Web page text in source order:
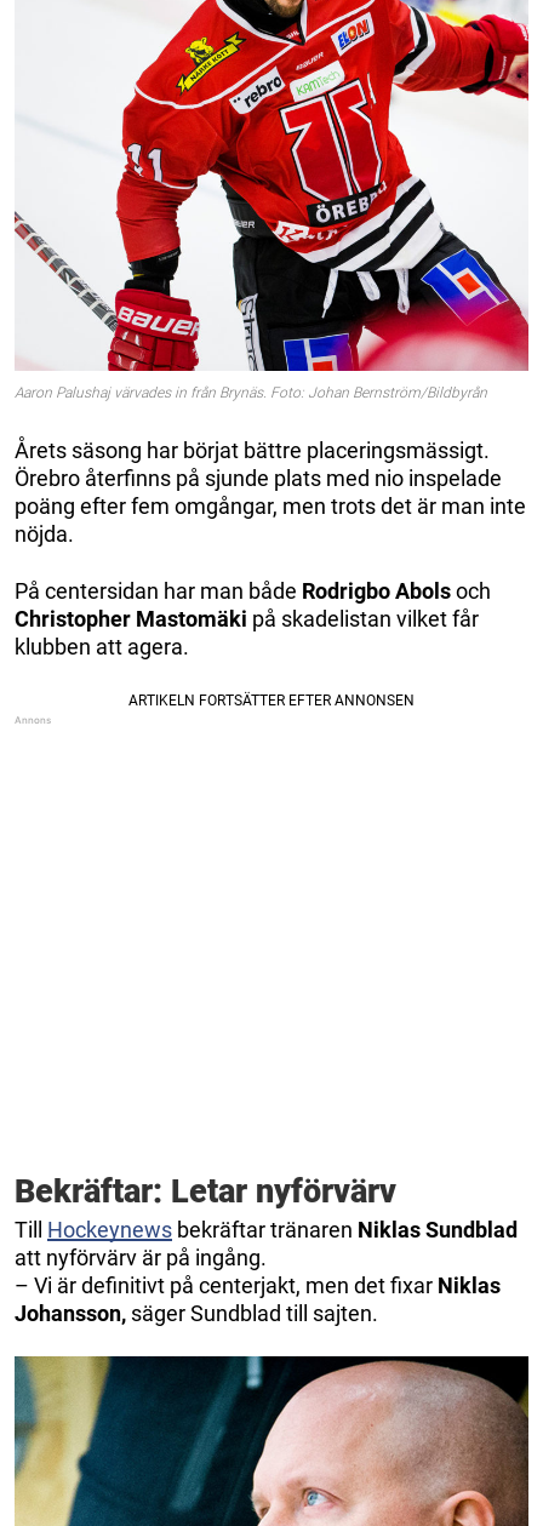
Aaron Palushaj värvades in från Brynäs. Foto: Johan Bernström/Bildbyrån
Årets säsong har börjat bättre placeringsmässigt.
Örebro återfinns på sjunde plats med nio inspelade
poäng efter fem omgångar, men trots det är man inte
nöjda.
På centersidan har man både Rodrigbo Abolsoch
Christopher Mastomäki på skadelistan vilket får
klubben att agera.
Bekräftar: Letar nyförvärv
Till Hockeynews bekräftar tränaren Niklas Sundblad
att nyförvärv är på ingång.
– Vi är definitivt på centerjakt, men det fixar Niklas
Johansson, säger Sundblad till sajten.